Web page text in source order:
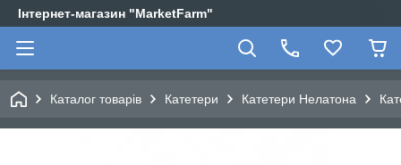
Інтернет-магазин "MarketFarm"
Каталог товарів Катетери Катетери Нелатона